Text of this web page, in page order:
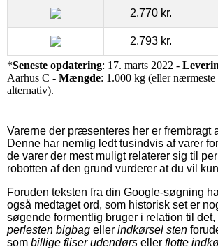
2.770 kr.
2.793 kr.
*Seneste opdatering: 17. marts 2022 -
Aarhus C - Mængde: 1.000 kg (eller nærmeste
alternativ).
Varerne der præsenteres her er frembragt
Denne har nemlig ledt tusindvis af varer
de varer der mest muligt relaterer sig til
robotten af den grund vurderer at du vil
Foruden teksten fra din Google-søgning
også medtaget ord, som historisk set er
søgende formentlig bruger i relation til
perlesten bigbag eller indkørsel sten
som billige fliser udendørs eller flotte